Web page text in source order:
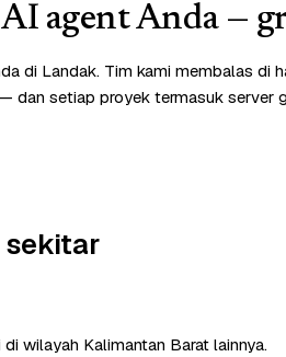
agent Anda —
di Landak. Tim kami membalas di
dan setiap proyek termasuk server
sekitar
wilayah Kalimantan Barat lainnya.